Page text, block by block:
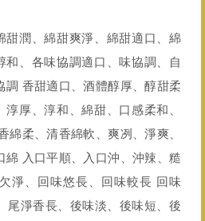
甜潤、綿甜爽淨、綿甜適口、綿
和、各味協調適口、味協調、自
調 香甜適口、酒體醇厚、醇甜柔
淳厚、淳和、綿甜、口感柔和、
綿柔、清香綿軟、爽冽、淨爽、
綿 入口平順、入口沖、沖辣、糙
淨、回味悠長、回味較長 回味
尾淨香長、後味淡、後味短、後